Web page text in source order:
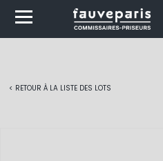
< RETOUR À LA LISTE DES LOTS